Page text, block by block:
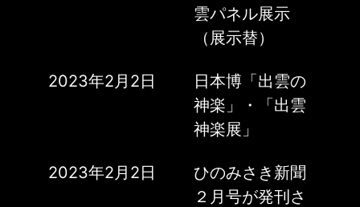
雲パネル展示
（展示替）
2023年2月2日
日本博「出雲の
神楽」・「出雲
神楽展」
2023年2月2日
ひのみさき新聞
２月号が発刊さ